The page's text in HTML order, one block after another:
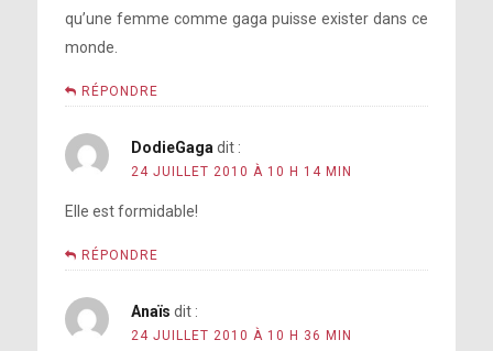
qu’une femme comme gaga puisse exister dans ce
monde.
RÉPONDRE
DodieGaga dit :
24 JUILLET 2010 À 10 H 14 MIN
Elle est formidable!
RÉPONDRE
Anaïs dit :
24 JUILLET 2010 À 10 H 36 MIN